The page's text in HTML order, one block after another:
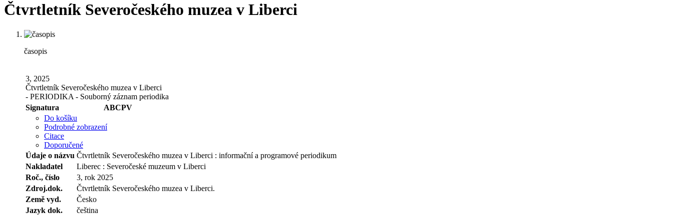
Čtvrtletník Severočeského muzea v Liberci
časopis
3, 2025
Čtvrtletník Severočeského muzea v Liberci
- PERIODIKA - Souborný záznam periodika
Signatura
ABCPV
Do košíku
Podrobné zobrazení
Citace
Doporučené
Údaje o názvu Čtvrtletník Severočeského muzea v Liberci : informační a programové periodikum
Nakladatel
Liberec : Severočeské muzeum v Liberci
Roč., číslo
3, rok 2025
Zdroj.dok.
Čtvrtletník Severočeského muzea v Liberci.
Země vyd.
Česko
Jazyk dok.
čeština